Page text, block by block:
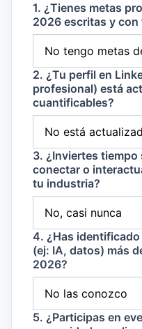
1. ¿Tienes metas
2026 escritas y
2. ¿Tu perfil en
profesional) está
cuantificables?
3. ¿Inviertes tiempo
conectar o
tu industria?
4. ¿Has
(ej: IA, datos) más
2026?
5. ¿Participas en